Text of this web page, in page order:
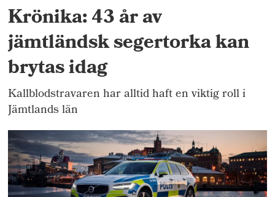
Krönika: 43 år av
jämtländsk segertorka kan
brytas idag
Kallblodstravaren har alltid haft en viktig roll i
Jämtlands län